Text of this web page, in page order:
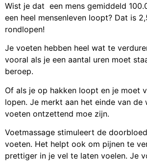
Wist je dat een mens gemiddeld
een heel mensenleven loopt? Dat is
rondlopen!
Je voeten hebben heel wat te
vooral als je een aantal uren moet
beroep.
Of als je op hakken loopt en je moet
lopen. Je merkt aan het einde van de
voeten ontzettend moe zijn.
Voetmassage stimuleert de
voeten. Het helpt ook om pijnen te
prettiger in je vel te laten voelen. Je